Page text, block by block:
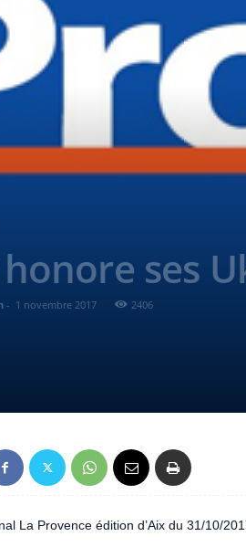
ses
- 1 novembre 2017 2406
La Provence édition d’Aix du 31/10/